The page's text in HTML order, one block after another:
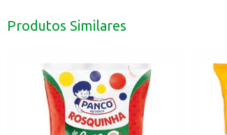
Produtos Similares